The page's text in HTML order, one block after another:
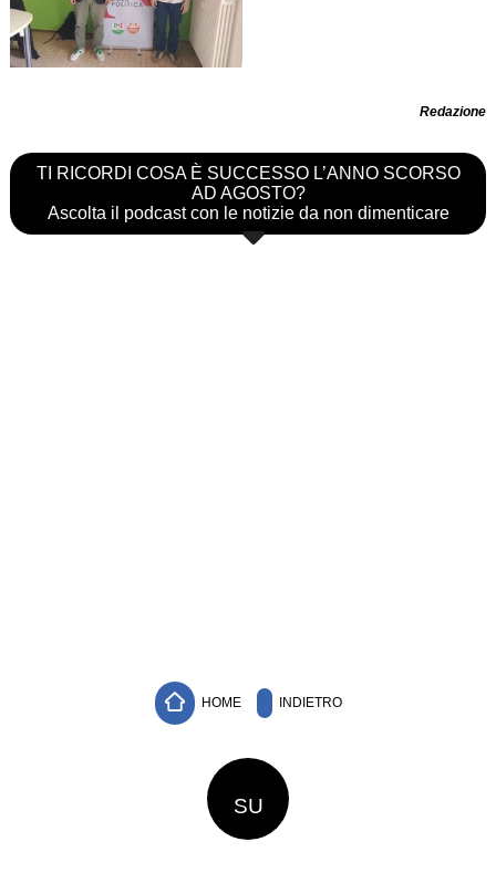
Redazione
TI RICORDI COSA È SUCCESSO L’ANNO SCORSO
AD AGOSTO?
Ascolta il podcast con le notizie da non dimenticare
HOME INDIETRO
SU